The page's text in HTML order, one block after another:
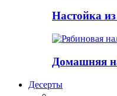
Настойка
Домашняя
Десерты